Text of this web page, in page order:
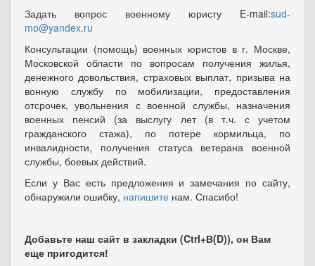
Задать вопрос военному юристу E-mail:sud-
mo@yandex.ru
Консультации (помощь) военных юристов в г. Москве,
Московской области по вопросам получения жилья,
денежного довольствия, страховых выплат, призыва на
вонную службу по мобилизации, предоставления
отсрочек, увольнения с военной службы, назначения
военных пенсий (за выслугу лет (в т.ч. с учетом
гражданского стажа), по потере кормильца, по
инвалидности, получения статуса ветерана военной
службы, боевых действий.
Если у Вас есть предложения и замечания по сайту,
обнаружили ошибку, напишите нам. Спасибо!
Добавьте наш сайт в закладки (Ctrl+В(D)), он Вам
еще пригодится!